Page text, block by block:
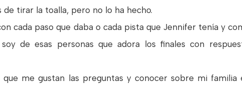
de tirar la toalla, pero no lo ha hecho.
cada paso que daba o cada pista que Jennifer tenía y
de esas personas que adora los finales con
que me gustan las preguntas y conocer sobre mi